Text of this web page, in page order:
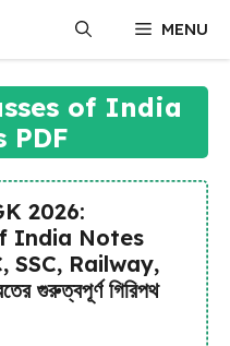
MENU
of India
PDF
2026:
India Notes
SSC, Railway,
গুরুত্বপূর্ণ গিরিপথ